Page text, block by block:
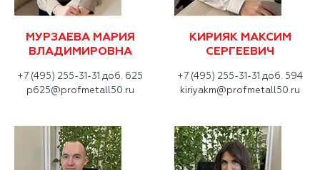
МУРЗАЕВА МАРИЯ
ВЛАДИМИРОВНА
+7 (495) 255-31-31 доб. 625
p625@profmetall50.ru
КИРИЯК МАКСИМ
СЕРГЕЕВИЧ
+7 (495) 255-31-31 доб. 594
kiriyakm@profmetall50.ru